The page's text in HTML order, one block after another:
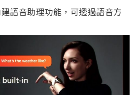
語音助理功能，可透過語音方